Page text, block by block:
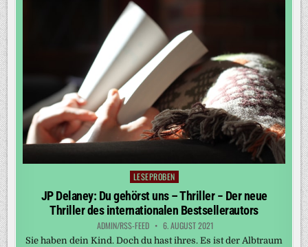
Posted
in
LESEPROBEN
JP Delaney: Du gehörst uns – Thriller − Der neue
Thriller des internationalen Bestsellerautors
ADMIN/RSS-FEED 6. AUGUST 2021
Sie haben dein Kind. Doch du hast ihres. Es ist der Albtraum